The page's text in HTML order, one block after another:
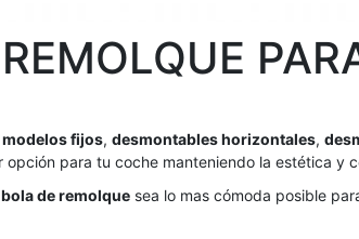
modelos fijos, desmontables horizontales,
para tu coche manteniendo la estética y
bola de remolque sea lo mas cómoda posible